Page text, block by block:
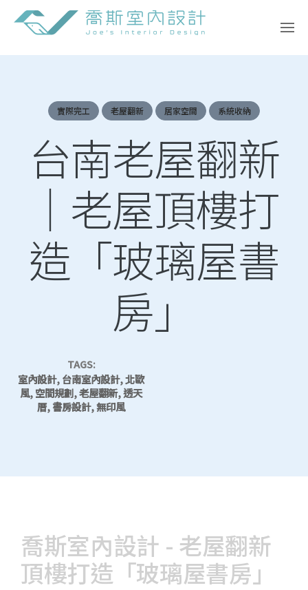
實際完工 老屋翻新 居家空間 系統收納
台南老屋翻新
｜老屋頂樓打
造「玻璃屋書
房」
TAGS:
室內設計, 台南室內設計, 北歐
風, 空間規劃, 老屋翻新, 透天
厝, 書房設計, 無印風
喬斯室內設計 - 老屋翻新
頂樓打造「玻璃屋書房」